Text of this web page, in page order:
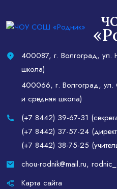
400087, г. Волгоград, ул.
школа)
400066, г. Волгоград, ул.
и средняя школа)
(+7 8442) 39-67-31
(+7 8442) 37-57-24
(+7 8442) 38-75-25
chou-rodnik@mail.ru,
Карта сайта